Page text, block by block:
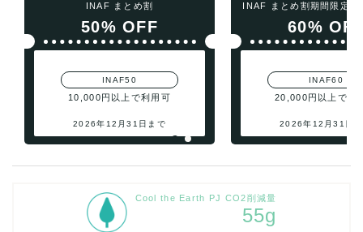
INAF まとめ割
50% OFF
INAF50
10,000円以上で利用可
2026年12月31日まで
INAF まとめ割期間限定オ
60%
INAF60
20,000円以上で利
2026年12月31日
Cool the Earth PJ CO2削減量
55g